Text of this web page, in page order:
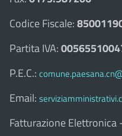
Codice Fiscale:
Partita IVA:
P.E.C.:
Email:
Fatturazione Elettronica